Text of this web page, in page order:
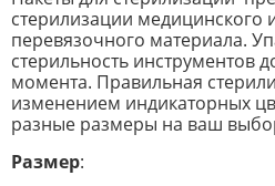
стерилизации медицинского
перевязочного материала.
стерильность инструментов
момента. Правильная
изменением индикаторных
разные размеры на ваш
Размер: